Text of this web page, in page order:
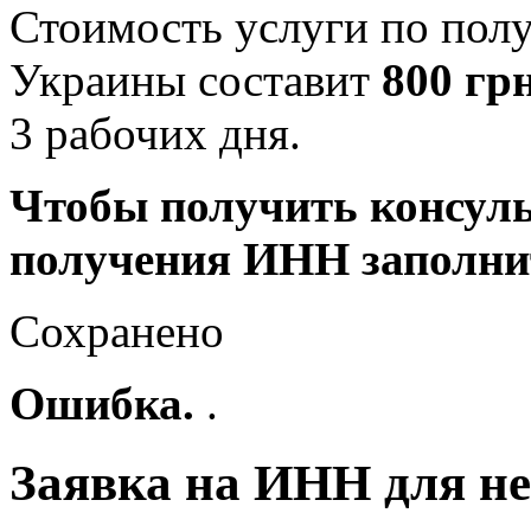
Стоимость услуги по
Украины составит 800
3 рабочих дня.
Чтобы получить
получения ИНН
Сохранено
Ошибка. .
Заявка на ИНН для